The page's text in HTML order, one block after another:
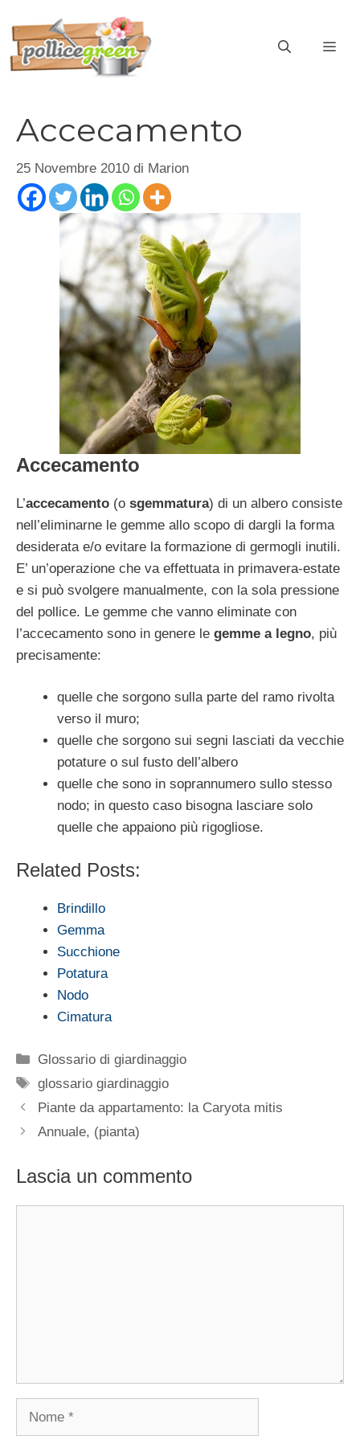
contenuto
Accecamento
25 Novembre 2010 di Marion
Accecamento
L’accecamento (o sgemmatura) di un albero consiste
nell’eliminarne le gemme allo scopo di dargli la forma
desiderata e/o evitare la formazione di germogli inutili.
E’ un’operazione che va effettuata in primavera-estate
e si può svolgere manualmente, con la sola pressione
del pollice. Le gemme che vanno eliminate con
l’accecamento sono in genere le gemme a legno, più
precisamente:
quelle che sorgono sulla parte del ramo rivolta
verso il muro;
quelle che sorgono sui segni lasciati da vecchie
potature o sul fusto dell’albero
quelle che sono in soprannumero sullo stesso
nodo; in questo caso bisogna lasciare solo
quelle che appaiono più rigogliose.
Related Posts:
Brindillo
Gemma
Succhione
Potatura
Nodo
Cimatura
Categorie
Glossario di giardinaggio
Tag
glossario giardinaggio
Piante da appartamento: la Caryota mitis
Annuale, (pianta)
Lascia un commento